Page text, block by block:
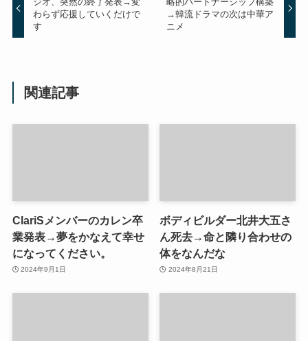
わらず応援していくだけで
す
→韓流ドラマの次は中華ア
ニメ
関連記事
ClariSメンバーのカレン卒
業発表→夢をかなえて幸せ
になってください。
2024年9月1日
ボディビルダー北井大五さ
ん死去→命と隣り合わせの
体をなんだな
2024年8月21日